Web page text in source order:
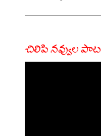
చిలిపి నవ్వుల